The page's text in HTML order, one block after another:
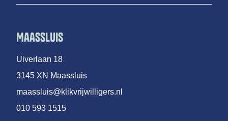
Maassluis
Uiverlaan 18
3145 XN Maassluis
maassluis@klikvrijwilligers.nl
010 593 1515